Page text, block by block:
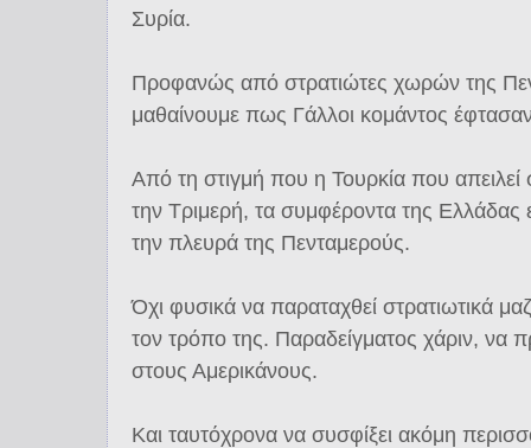
Συρία.
Προφανώς από στρατιώτες χωρών της
μαθαίνουμε πως Γάλλοι κομάντος
Από τη στιγμή που η Τουρκία που απειλεί
την Τριμερή, τα συμφέροντα της Ελλάδας
την πλευρά της Πενταμερούς.
Όχι φυσικά να παραταχθεί στρατιωτικά
τον τρόπο της. Παραδείγματος χάριν, να
στους Αμερικάνους.
Και ταυτόχρονα να συσφίξει ακόμη